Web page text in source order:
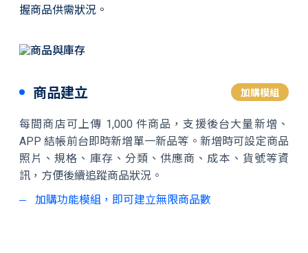
握商品供需狀況。
商品建立 加購模組
每間商店可上傳 1,000 件商品，支援後台大量新增、
APP 結帳前台即時新增單一新品等。新增時可設定商品
照片、規格、庫存、分類、供應商、成本、貨號等資
訊，方便後續追蹤商品狀況。
加購功能模組，即可建立無限商品數